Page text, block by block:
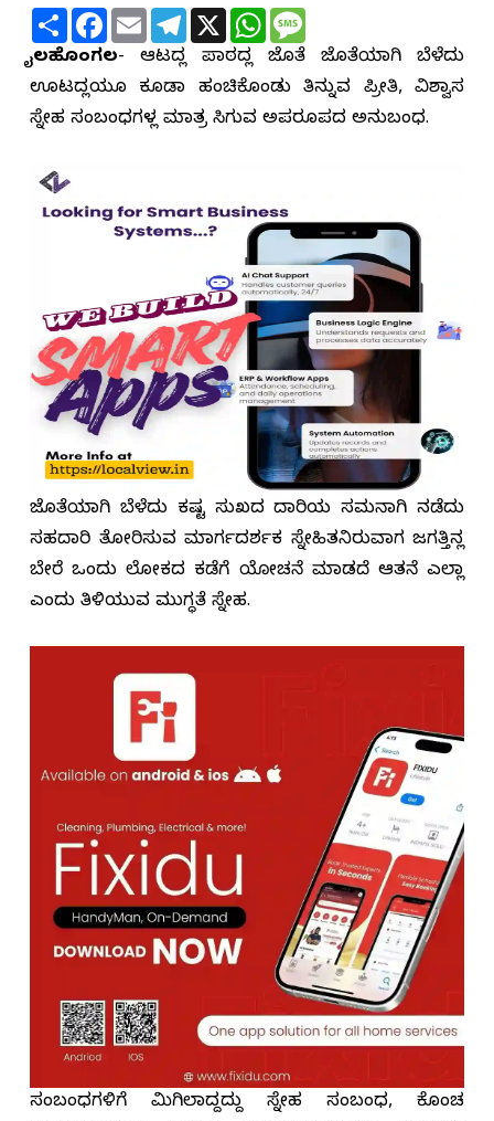
ShareFacebook
Email Telegram
X WhatsApp
ಬೈಲಹೊಂಗಲ- ಆಟದಲ್ಲಿ ಪಾಠದಲ್ಲಿ ಜೊತೆ ಜೊತೆಯಾಗಿ ಬೆಳೆದು
ಊಟದಲ್ಲಿಯೂ ಕೂಡಾ ಹಂಚಿಕೊಂಡು ತಿನ್ನುವ ಪ್ರೀತಿ, ವಿಶ್ವಾಸ
ಸ್ನೇಹ ಸಂಬಂಧಗಳಲ್ಲಿ ಮಾತ್ರ ಸಿಗುವ ಅಪರೂಪದ ಅನುಬಂಧ.
ಜೊತೆಯಾಗಿ ಬೆಳೆದು ಕಷ್ಟ ಸುಖದ ದಾರಿಯಲಿ ಸಮನಾಗಿ ನಡೆದು
ಸಹದಾರಿ ತೋರಿಸುವ ಮಾರ್ಗದರ್ಶಕ ಸ್ನೇಹಿತನಿರುವಾಗ ಜಗತ್ತಿನಲ್ಲಿ
ಬೇರೆ ಒಂದು ಲೋಕದ ಕಡೆಗೆ ಯೋಚನೆ ಮಾಡದೆ ಆತನೆ ಎಲ್ಲಾ
ಎಂದು ತಿಳಿಯುವ ಮುಗ್ಧತೆ ಸ್ನೇಹ.
ಸಂಬಂಧಗಳಿಗೆ ಮಿಗಿಲಾದ್ದದ್ದು ಸ್ನೇಹ ಸಂಬಂಧ, ಕೊಂಚ